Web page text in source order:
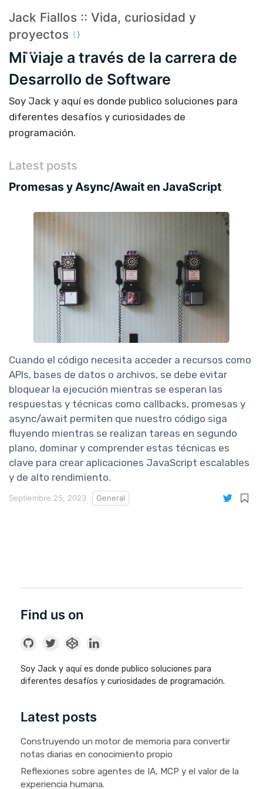
Jack Fiallos :: Vida, curiosidad y
proyectos
Mi viaje a través de la carrera de
Desarrollo de Software
Soy Jack y aquí es donde publico soluciones para
diferentes desafíos y curiosidades de
programación.
Latest posts
Promesas y Async/Await en JavaScript
Cuando el código necesita acceder a recursos como
APIs, bases de datos o archivos, se debe evitar
bloquear la ejecución mientras se esperan las
respuestas y técnicas como callbacks, promesas y
async/await permiten que nuestro código siga
fluyendo mientras se realizan tareas en segundo
plano, dominar y comprender estas técnicas es
clave para crear aplicaciones JavaScript escalables
y de alto rendimiento.
Septiembre 25, 2023 General
Find us on
Soy Jack y aquí es donde publico soluciones para
diferentes desafíos y curiosidades de programación.
Latest posts
Construyendo un motor de memoria para convertir
notas diarias en conocimiento propio
Reflexiones sobre agentes de IA, MCP y el valor de la
experiencia humana.